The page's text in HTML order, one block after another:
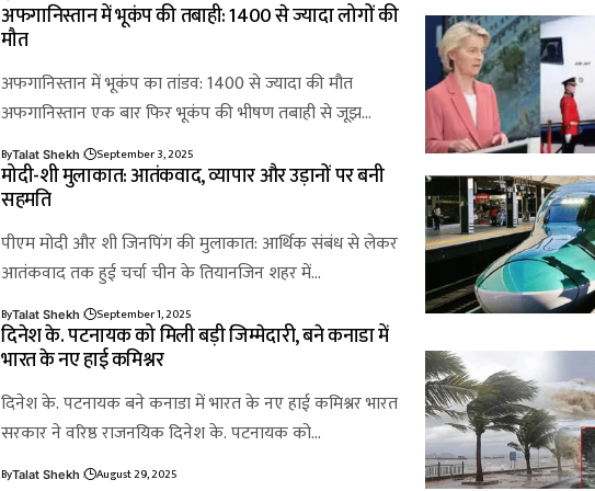
अफगानिस्तान में भूकंप की तबाही: 1400 से ज्यादा लोगों की
मौत
अफगानिस्तान में भूकंप का तांडव: 1400 से ज्यादा की मौत
अफगानिस्तान एक बार फिर भूकंप की भीषण तबाही से जूझ…
ByTalat Shekh September 3, 2025
मोदी-शी मुलाकात: आतंकवाद, व्यापार और उड़ानों पर बनी
सहमति
पीएम मोदी और शी जिनपिंग की मुलाकात: आर्थिक संबंध से लेकर
आतंकवाद तक हुई चर्चा चीन के तियानजिन शहर में…
ByTalat Shekh September 1, 2025
दिनेश के. पटनायक को मिली बड़ी जिम्मेदारी, बने कनाडा में
भारत के नए हाई कमिश्नर
दिनेश के. पटनायक बने कनाडा में भारत के नए हाई कमिश्नर भारत
सरकार ने वरिष्ठ राजनयिक दिनेश के. पटनायक को…
ByTalat Shekh August 29, 2025